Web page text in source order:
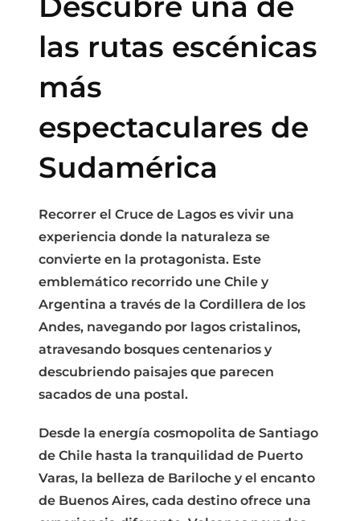
las rutas escénicas
más
espectaculares de
Sudamérica
Recorrer elCruce de Lagos es vivir una
experiencia donde la naturaleza se
convierte en la protagonista. Este
emblemático recorrido uneChile y
Argentina a través de la Cordillera de los
Andes, navegando por lagos cristalinos,
atravesando bosques centenarios y
descubriendo paisajes que parecen
sacados de una postal.
Desde la energía cosmopolita deSantiago
de Chile hasta la tranquilidad de Puerto
Varas, la belleza de Bariloche y el encanto
de Buenos Aires, cada destino ofrece una